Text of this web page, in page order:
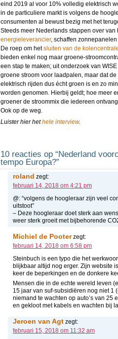
eind 2019 al voor 10% volledig elektrisch
in de particuliere markt is volgens de
consumenten al bewust bezig met het
Steeds meer Nederlands stappen over
energieleverancier, schaffen
De roep om hetsluiten van de
bieden enkel nog maar groene-
een stap te maken; uit onderzoek van
groene stroom voor laadpalen, maar dat
elektrisch rijden dus écht groen is en zo
worden genomen. Hierbij geldt; hoe meer
groener de stroommix die iedereen
Ook op de weg.
Luister hier hethele interview.
10 reacties op “Nederland
tempo Europa?”
roland zegt:
februari 14, 2018 om 4:21 pm
@: “volgens de hoogleraar zijn veel
uitstoot”
– Deze hoogleraar doet sterk aan
weer sterk groeit met bijbehorende
Michiel de Pooterzegt:
februari 14, 2018 om 6:58 pm
Steinbuch is een typo die het
blijkbaar altijd nog erger. Zijn website
keer de beperkingen en de donkere
Mensen die in de echte wereld leven
15 jaar van suf-subsidiëren nog niet 1
niemand te wachten op auto’s van 25
en gekloot met kabels en wachten bij
Jeroen van Agt zegt:
februari 15, 2018 om 11:32 am